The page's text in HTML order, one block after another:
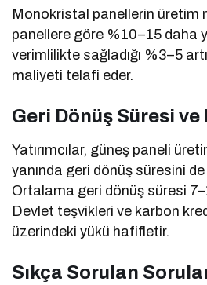
Monokristal panellerin üretim
panellere göre %10–15 daha
verimlilikte sağladığı %3–5
maliyeti telafi eder.
Geri Dönüş Süresi ve
Yatırımcılar, güneş paneli
yanında geri dönüş süresini de
Ortalama geri dönüş süresi
Devlet teşvikleri ve karbon
üzerindeki yükü hafifletir.
Sıkça Sorulan